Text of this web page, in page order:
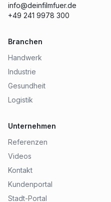
info@deinfilmfuer.de
+49 241 9978 300
Branchen
Handwerk
Industrie
Gesundheit
Logistik
Unternehmen
Referenzen
Videos
Kontakt
Kundenportal
Stadt-Portal